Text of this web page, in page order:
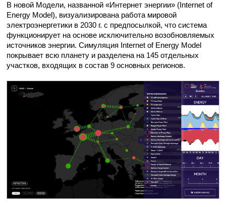
В новой Модели, названной «Интернет энергии» (Internet of
Energy Model), визуализирована работа мировой
электроэнергетики в 2030 г. с предпосылкой, что система
функционирует на основе исключительно возобновляемых
источников энергии. Симуляция Internet of Energy Model
покрывает всю планету и разделена на 145 отдельных
участков, входящих в состав 9 основных регионов.